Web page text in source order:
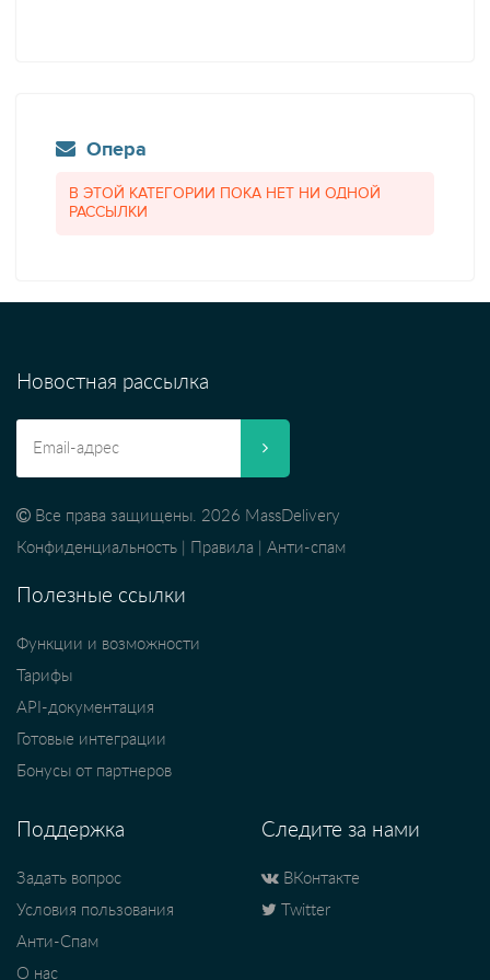
Опера
В ЭТОЙ КАТЕГОРИИ ПОКА НЕТ НИ ОДНОЙ
РАССЫЛКИ
Новостная рассылка
Все права защищены. 2026 MassDelivery
Конфиденциальность
Правила Анти-спам
Полезные ссылки
Функции и возможности
Тарифы
API-документация
Готовые интеграции
Бонусы от партнеров
Поддержка
Задать вопрос
Условия пользования
Анти-Спам
О нас
Следите за нами
ВКонтакте
Twitter